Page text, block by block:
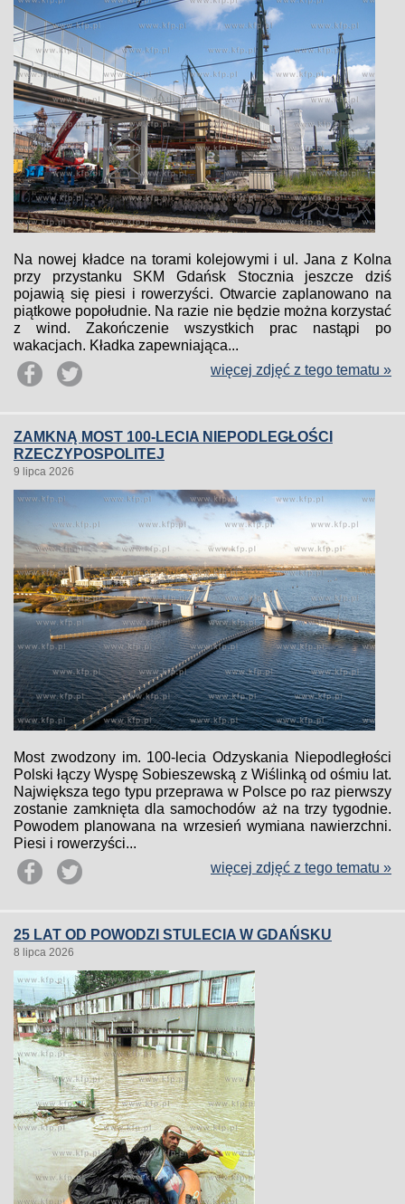
Na nowej kładce na torami kolejowymi i ul. Jana z Kolna
przy przystanku SKM Gdańsk Stocznia jeszcze dziś
pojawią się piesi i rowerzyści. Otwarcie zaplanowano na
piątkowe popołudnie. Na razie nie będzie można korzystać
z wind. Zakończenie wszystkich prac nastąpi po
wakacjach. Kładka zapewniająca...
więcej zdjęć z tego tematu »
ZAMKNĄ MOST 100-LECIA NIEPODLEGŁOŚCI
RZECZYPOSPOLITEJ
9 lipca 2026
Most zwodzony im. 100-lecia Odzyskania Niepodległości
Polski łączy Wyspę Sobieszewską z Wiślinką od ośmiu lat.
Największa tego typu przeprawa w Polsce po raz pierwszy
zostanie zamknięta dla samochodów aż na trzy tygodnie.
Powodem planowana na wrzesień wymiana nawierzchni.
Piesi i rowerzyści...
więcej zdjęć z tego tematu »
25 LAT OD POWODZI STULECIA W GDAŃSKU
8 lipca 2026